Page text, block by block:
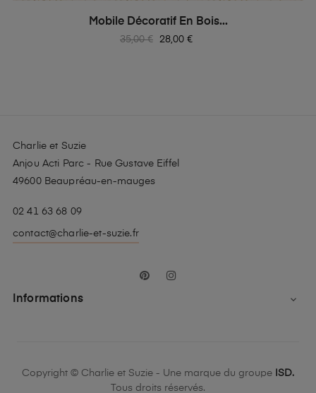
Mobile Décoratif En Bois...
Prix
35,00 € Prix
28,00 €
Charlie et Suzie
Anjou Acti Parc - Rue Gustave Eiffel
49600 Beaupréau-en-mauges
02 41 63 68 09
contact@charlie-et-suzie.fr
Pinterest
Informations 
Copyright © Charlie et Suzie - Une marque du groupe ISD.
Tous droits réservés.